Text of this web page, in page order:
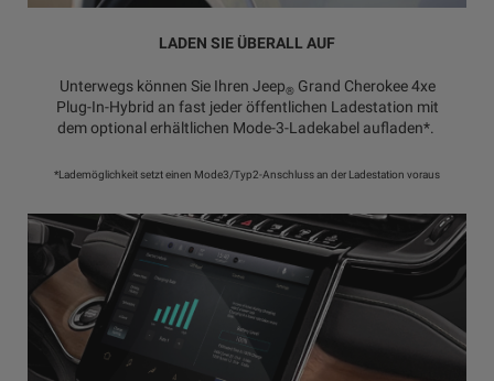
LADEN SIE ÜBERALL AUF
Unterwegs können Sie Ihren Jeep®Grand Cherokee 4xe
Plug-In-Hybrid an fast jeder öffentlichen Ladestation mit
dem optional erhältlichen Mode-3-Ladekabel aufladen*.
*Lademöglichkeit setzt einen Mode3/Typ2-Anschluss an der Ladestation voraus